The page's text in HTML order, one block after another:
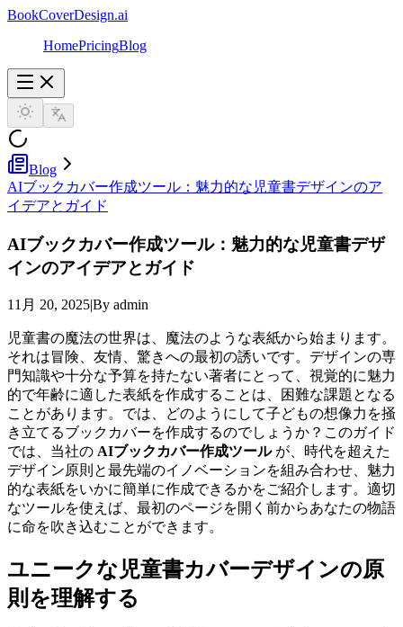
BookCoverDesign.ai
HomePricingBlog
Blog
AIブックカバー作成ツール：魅力的な児童書デザインのア
イデアとガイド
AIブックカバー作成ツール：魅力的な児童書デザ
インのアイデアとガイド
11月 20, 2025|By admin
児童書の魔法の世界は、魔法のような表紙から始まります。
それは冒険、友情、驚きへの最初の誘いです。デザインの専
門知識や十分な予算を持たない著者にとって、視覚的に魅力
的で年齢に適した表紙を作成することは、困難な課題となる
ことがあります。では、どのようにして子どもの想像力を掻
き立てるブックカバーを作成するのでしょうか？このガイド
では、当社の AIブックカバー作成ツールが、時代を超えた
デザイン原則と最先端のイノベーションを組み合わせ、魅力
的な表紙をいかに簡単に作成できるかをご紹介します。適切
なツールを使えば、最初のページを開く前からあなたの物語
に命を吹き込むことができます。
ユニークな児童書カバーデザインの原
則を理解する